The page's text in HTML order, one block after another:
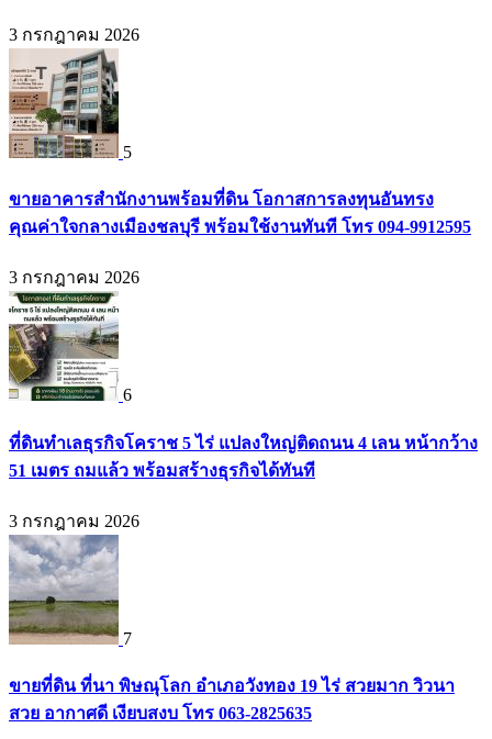
3 กรกฎาคม 2026
5
ขายอาคารสำนักงานพร้อมที่ดิน โอกาสการลงทุนอันทรง
คุณค่าใจกลางเมืองชลบุรี พร้อมใช้งานทันที โทร 094-9912595
3 กรกฎาคม 2026
6
ที่ดินทำเลธุรกิจโคราช 5 ไร่ แปลงใหญ่ติดถนน 4 เลน หน้ากว้าง
51 เมตร ถมแล้ว พร้อมสร้างธุรกิจได้ทันที
3 กรกฎาคม 2026
7
ขายที่ดิน ที่นา พิษณุโลก อำเภอวังทอง 19 ไร่ สวยมาก วิวนา
สวย อากาศดี เงียบสงบ โทร 063-2825635